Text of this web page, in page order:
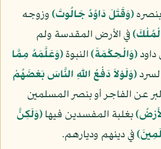
بنصره﴿وَقَتَلَ دَاوُدُ جَالُوتَ﴾وزوجه
في الأرض المقدسة ولم
﴿وَالْحِكْمَةَ﴾النبوة﴿وَعَلَّمَهُ مِمَّا
﴿وَلَوْلاَ دَفْعُ اللّهِ النَّاسَ بَعْضَهُمْ
عن الفاجر أو بنصر المسلمين
بغلبة المفسدين فيها﴿وَلَكِنَّ
في دينهم وديارهم.